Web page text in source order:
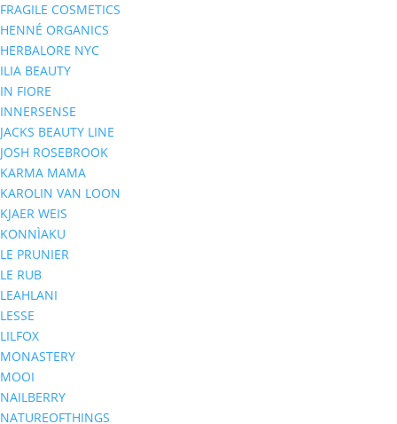
FRAGILE COSMETICS
HENNÉ ORGANICS
HERBALORE NYC
ILIA BEAUTY
IN FIORE
INNERSENSE
JACKS BEAUTY LINE
JOSH ROSEBROOK
KARMA MAMA
KAROLIN VAN LOON
KJAER WEIS
KONNÌAKU
LE PRUNIER
LE RUB
LEAHLANI
LESSE
LILFOX
MONASTERY
MOOI
NAILBERRY
NATUREOFTHINGS